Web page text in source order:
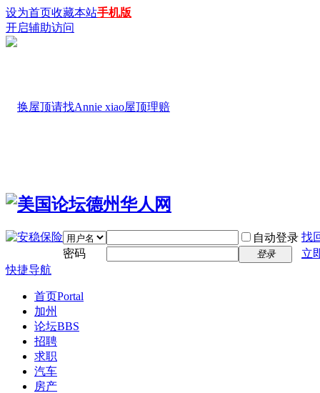
设为首页收藏本站手机版
开启辅助访问
自动登录 找
密码
登录
立
快捷导航
首页Portal
加州
论坛BBS
招聘
求职
汽车
房产